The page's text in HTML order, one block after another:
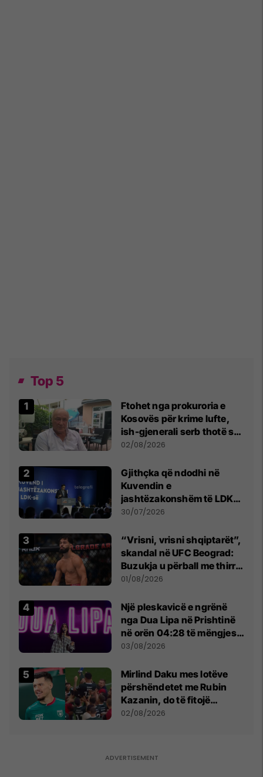
Top 5
Ftohet nga prokuroria e
Kosovës për krime lufte,
ish-gjenerali serb thotë se
dikush e tradhtoi në
02/08/2026
Gjithçka që ndodhi në
Kuvendin e
jashtëzakonshëm të LDK-
së
30/07/2026
“Vrisni, vrisni shqiptarët”,
skandal në UFC Beograd:
Buzukja u përball me thirrje
anti-shqiptare nga
01/08/2026
Një pleskavicë e ngrënë
nga Dua Lipa në Prishtinë
në orën 04:28 të mëngjesit
- dhe bota digjitale serbe
03/08/2026
Mirlind Daku mes lotëve
përshëndetet me Rubin
Kazanin, do të fitojë
miliona te Spartak Moska
02/08/2026